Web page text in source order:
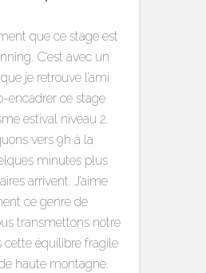
que ce stage est
C’est avec un
je retrouve l’ami
encadrer ce stage
estival niveau 2.
vers 9h à la
minutes plus
arrivent. J’aime
ce genre de
transmettons notre
cette équilibre fragile
haute montagne.